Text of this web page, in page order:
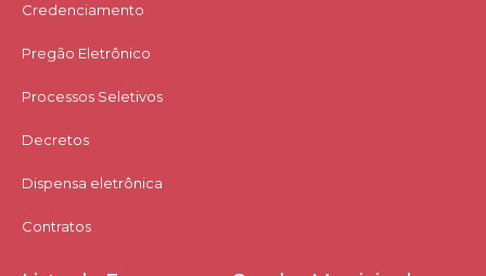
Credenciamento
Pregão Eletrônico
Processos Seletivos
Decretos
Dispensa eletrônica
Contratos